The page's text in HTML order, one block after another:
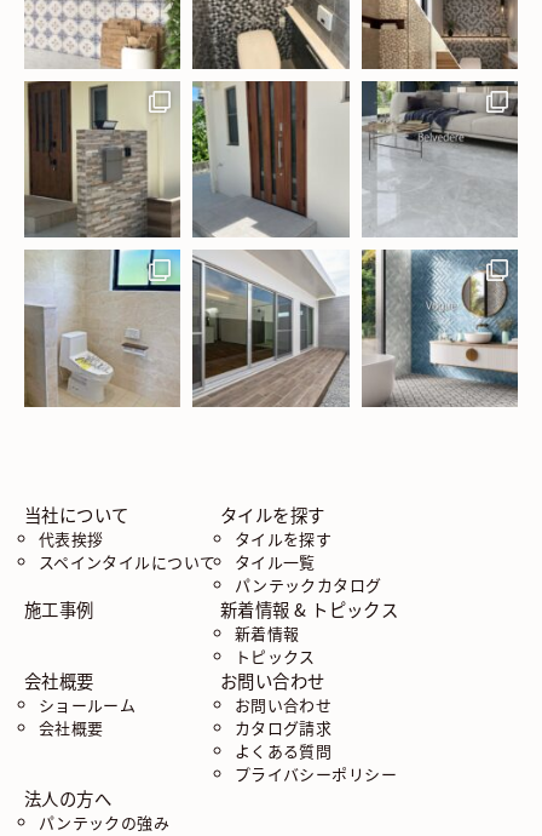
当社について
代表挨拶
スペインタイルについて
タイルを探す
タイルを探す
タイル一覧
パンテックカタログ
施工事例 新着情報 & トピックス
新着情報
トピックス
会社概要
ショールーム
会社概要
お問い合わせ
お問い合わせ
カタログ請求
よくある質問
プライバシーポリシー
法人の方へ
パンテックの強み